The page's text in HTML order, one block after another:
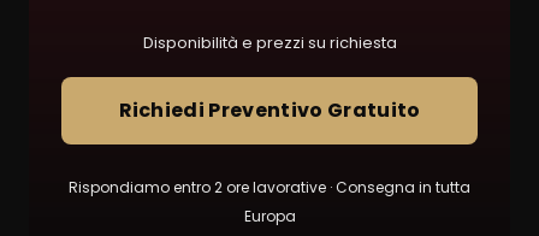
Disponibilità e prezzi su richiesta
Richiedi Preventivo Gratuito
Rispondiamo entro 2 ore lavorative · Consegna in tutta
Europa